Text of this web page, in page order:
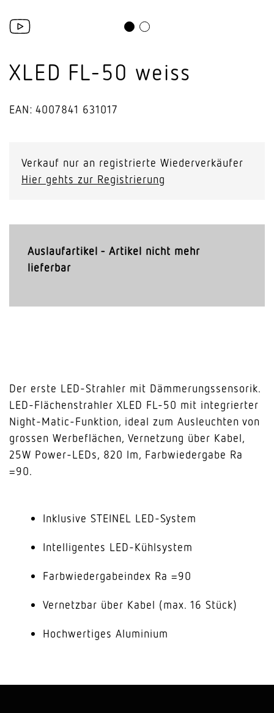
XLED FL-50 weiss
EAN: 4007841 631017
Verkauf nur an registrierte Wiederverkäufer
Hier gehts zur Registrierung
Auslaufartikel - Artikel nicht mehr
lieferbar
Der erste LED-Strahler mit Dämmerungssensorik.
LED-Flächenstrahler XLED FL-50 mit integrierter
Night-Matic-Funktion, ideal zum Ausleuchten von
grossen Werbeflächen, Vernetzung über Kabel,
25W Power-LEDs, 820 lm, Farbwiedergabe Ra
=90.
Inklusive STEINEL LED-System
Intelligentes LED-Kühlsystem
Farbwiedergabeindex Ra =90
Vernetzbar über Kabel (max. 16 Stück)
Hochwertiges Aluminium